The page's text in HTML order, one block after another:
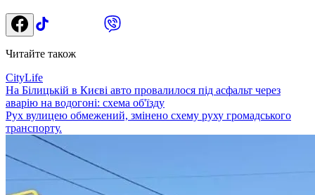
Читайте також
CityLife
На Білицькій в Києві авто провалилося під асфальт через
аварію на водогоні: схема об'їзду
Рух вулицею обмежений, змінено схему руху громадського
транспорту.